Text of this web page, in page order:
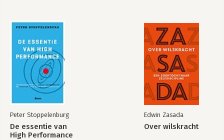
Peter Stoppelenburg
De essentie van
High Performance
Edwin Zasada
Over wilskracht